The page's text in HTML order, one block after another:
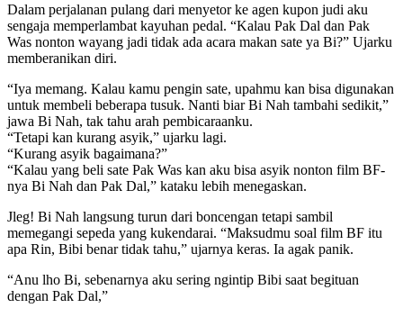
Dalam perjalanan pulang dari menyetor ke agen kupon judi aku
sengaja memperlambat kayuhan pedal. “Kalau Pak Dal dan Pak
Was nonton wayang jadi tidak ada acara makan sate ya Bi?” Ujarku
memberanikan diri.
“Iya memang. Kalau kamu pengin sate, upahmu kan bisa digunakan
untuk membeli beberapa tusuk. Nanti biar Bi Nah tambahi sedikit,”
jawa Bi Nah, tak tahu arah pembicaraanku.
“Tetapi kan kurang asyik,” ujarku lagi.
“Kurang asyik bagaimana?”
“Kalau yang beli sate Pak Was kan aku bisa asyik nonton film BF-
nya Bi Nah dan Pak Dal,” kataku lebih menegaskan.
Jleg! Bi Nah langsung turun dari boncengan tetapi sambil
memegangi sepeda yang kukendarai. “Maksudmu soal film BF itu
apa Rin, Bibi benar tidak tahu,” ujarnya keras. Ia agak panik.
“Anu lho Bi, sebenarnya aku sering ngintip Bibi saat begituan
dengan Pak Dal,”